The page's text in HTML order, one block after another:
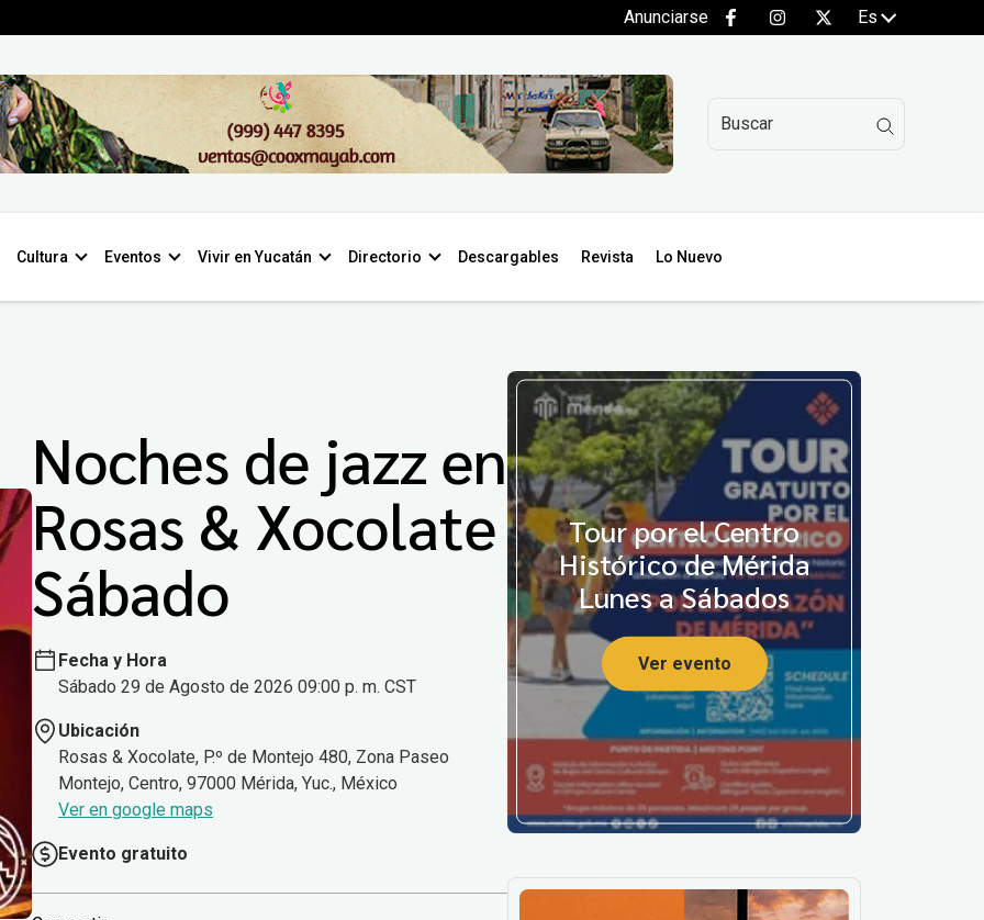
Anunciarse Es
Cultura Eventos Vivir en Yucatán Directorio Descargables Revista Lo Nuevo
Noches de jazz en
Rosas & Xocolate
Sábado
Fecha y Hora
Sábado 29 de Agosto de 2026 09:00 p. m. CST
Ubicación
Rosas & Xocolate, P.º de Montejo 480, Zona Paseo
Montejo, Centro, 97000 Mérida, Yuc., México
Ver en google maps
Evento gratuito
Tour por el Centro
Histórico de Mérida
Lunes a Sábados
Ver evento